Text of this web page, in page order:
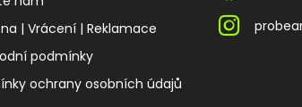
| Vrácení | Reklamace
podmínky
ochrany osobních údajů